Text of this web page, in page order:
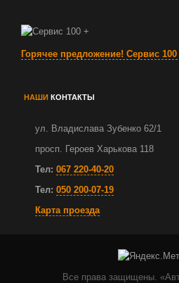
Горячее предложение! Сервис 100
НАШИ КОНТАКТЫ
ул. Владислава Зубенко 62/1
просп. Героев Харькова 118
Тел: 067 220-40-20
Тел: 050 200-07-19
Карта проезда
Все права защищены.